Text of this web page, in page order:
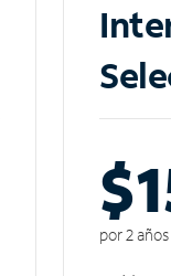
por 2 años